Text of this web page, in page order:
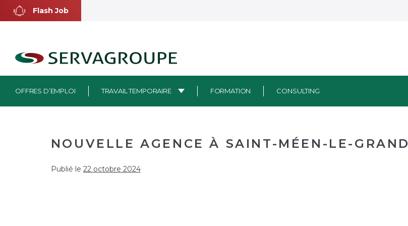
Flash Job
OFFRES D’EMPLOI TRAVAIL TEMPORAIRE FORMATION CONSULTING
NOUVELLE AGENCE À SAINT-MÉEN-LE-GRAND
Publié le 22 octobre 2024